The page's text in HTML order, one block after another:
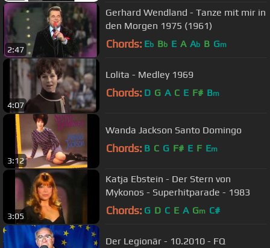
2:47
Gerhard Wendland - Tanze mit mir in
den Morgen 1975 (1961)
Chords: Eb Bb E A Ab B Gm
4:07
Lolita - Medley 1969
Chords: D G A C E F# Bm
3:12
Wanda Jackson Santo Domingo
Chords: B C G F# E F Em
3:05
Katja Ebstein - Der Stern von
Mykonos - Superhitparade - 1983
Chords: G D C E A Gm C#
Der Legionär - 10.2010 - FQ